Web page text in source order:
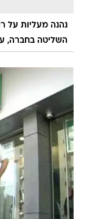
נהנה מעליות על
השליטה בחברה,